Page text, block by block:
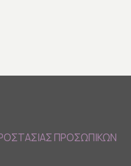
ΠΡΟΣΩΠΙΚΩΝ